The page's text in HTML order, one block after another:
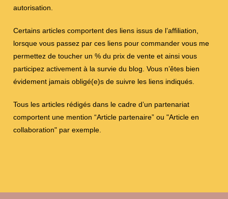
autorisation.
Certains articles comportent des liens issus de l’affiliation,
lorsque vous passez par ces liens pour commander vous me
permettez de toucher un % du prix de vente et ainsi vous
participez activement à la survie du blog. Vous n’êtes bien
évidement jamais obligé(e)s de suivre les liens indiqués.
Tous les articles rédigés dans le cadre d’un partenariat
comportent une mention “Article partenaire” ou "Article en
collaboration" par exemple.